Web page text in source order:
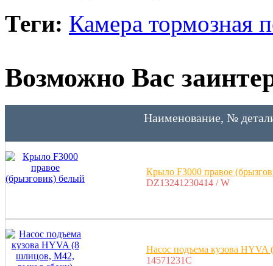
Теги: Камера тормозная
Возможно Вас
Наименование, №
Крыло F3000 правое
DZ13241230414 / W
Насос подъема кузова
14571231C